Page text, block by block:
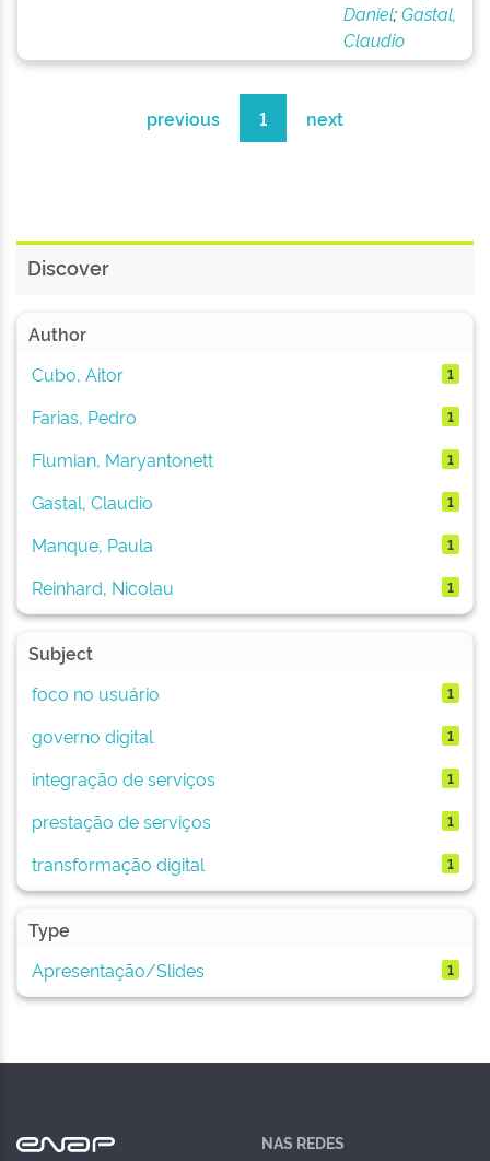
Daniel;Gastal,
Claudio
previous 1 next
Discover
Author
Cubo, Aitor
1
Farias, Pedro 1
Flumian, Maryantonett 1
Gastal, Claudio 1
Manque, Paula 1
Reinhard, Nicolau 1
Subject
foco no usuário
1
governo digital 1
integração de serviços 1
prestação de serviços 1
transformação digital 1
Type
Apresentação/Slides
1
NAS REDES